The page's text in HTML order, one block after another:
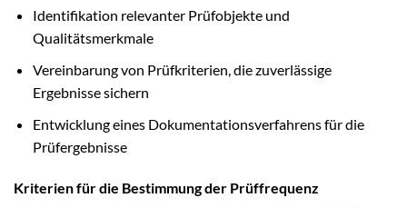
Identifikation relevanter Prüfobjekte und
Qualitätsmerkmale
Vereinbarung von Prüfkriterien, die zuverlässige
Ergebnisse sichern
Entwicklung eines Dokumentationsverfahrens für die
Prüfergebnisse
Kriterien für die Bestimmung der Prüffrequenz